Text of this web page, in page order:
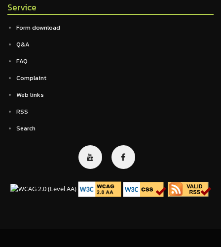
Service
Form download
Q&A
FAQ
Complaint
Web links
RSS
Search